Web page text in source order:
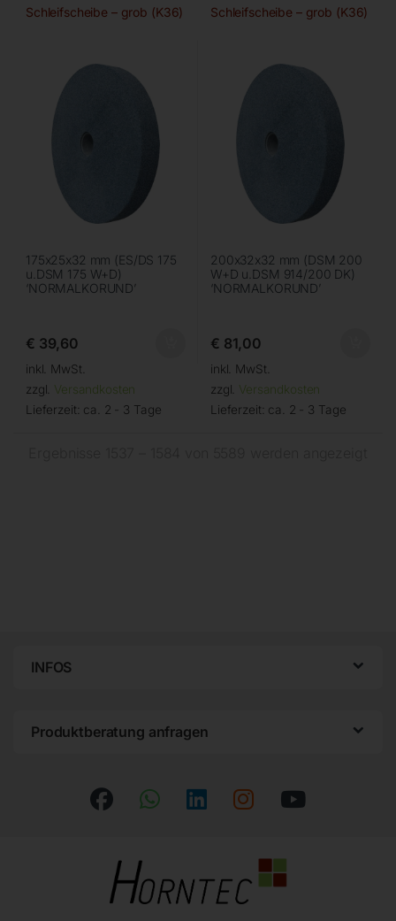
Schleifscheibe – grob (K36)
175x25x32 mm (ES/DS 175
u.DSM 175 W+D)
‘NORMALKORUND’
€ 39,60
inkl. MwSt.
zzgl. Versandkosten
Lieferzeit: ca. 2 - 3 Tage
Schleifscheibe – grob (K36)
200x32x32 mm (DSM 200
W+D u.DSM 914/200 DK)
‘NORMALKORUND’
€ 81,00
inkl. MwSt.
zzgl. Versandkosten
Lieferzeit: ca. 2 - 3 Tage
INFOS
Produktberatung anfragen